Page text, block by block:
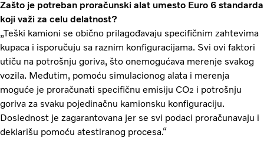
Zašto je potreban proračunski alat umesto Euro 6 standarda
koji važi za celu delatnost?
„Teški kamioni se obično prilagođavaju specifičnim zahtevima
kupaca i isporučuju sa raznim konfiguracijama. Svi ovi faktori
utiču na potrošnju goriva, što onemogućava merenje svakog
vozila. Međutim, pomoću simulacionog alata i merenja
moguće je proračunati specifičnu emisiju CO2 i potrošnju
goriva za svaku pojedinačnu kamionsku konfiguraciju.
Doslednost je zagarantovana jer se svi podaci proračunavaju i
deklarišu pomoću atestiranog procesa.“